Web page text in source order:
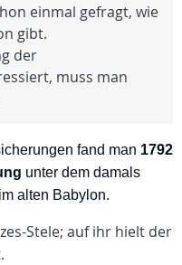
einmal gefragt, wie
gibt.
der
muss man
fand man 1792
unter dem damals
alten Babylon.
Stele; auf ihr hielt der